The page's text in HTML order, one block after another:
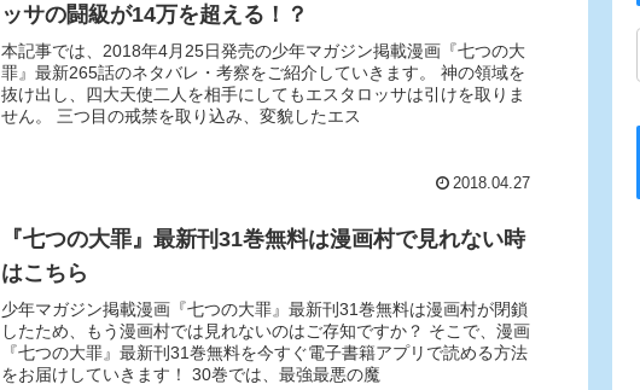
ッサの闘級が14万を超える！？
本記事では、2018年4月25日発売の少年マガジン掲載漫画『七つの大
罪』最新265話のネタバレ・考察をご紹介していきます。 神の領域を
抜け出し、四大天使二人を相手にしてもエスタロッサは引けを取りま
せん。 三つ目の戒禁を取り込み、変貌したエス
2018.04.27
『七つの大罪』最新刊31巻無料は漫画村で見れない時
はこちら
少年マガジン掲載漫画『七つの大罪』最新刊31巻無料は漫画村が閉鎖
したため、もう漫画村では見れないのはご存知ですか？ そこで、漫画
『七つの大罪』最新刊31巻無料を今すぐ電子書籍アプリで読める方法
をお届けしていきます！ 30巻では、最強最悪の魔